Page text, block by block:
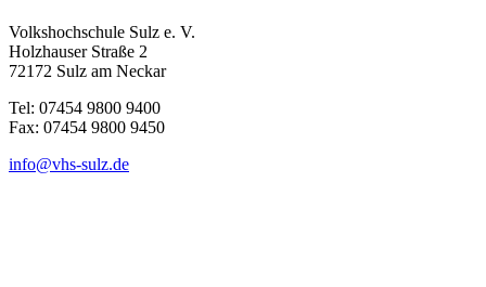
Volkshochschule Sulz e. V.
Holzhauser Straße 2
72172 Sulz am Neckar
Tel: 07454 9800 9400
Fax: 07454 9800 9450
info@vhs-sulz.de